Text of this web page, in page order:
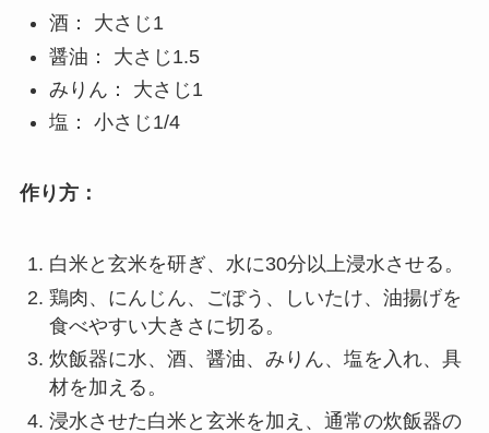
酒： 大さじ1
醤油： 大さじ1.5
みりん： 大さじ1
塩： 小さじ1/4
作り方：
白米と玄米を研ぎ、水に30分以上浸水させる。
鶏肉、にんじん、ごぼう、しいたけ、油揚げを
食べやすい大きさに切る。
炊飯器に水、酒、醤油、みりん、塩を入れ、具
材を加える。
浸水させた白米と玄米を加え、通常の炊飯器の